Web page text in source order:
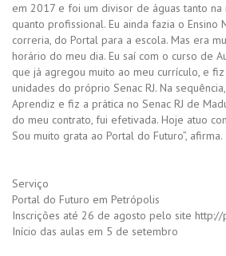
em 2017 e foi um divisor de águas tanto na
quanto profissional. Eu ainda fazia o Ensino
correria, do Portal para a escola. Mas era
horário do meu dia. Eu saí com o curso de
que já agregou muito ao meu currículo, e
unidades do próprio Senac RJ. Na
Aprendiz e fiz a prática no Senac RJ de
do meu contrato, fui efetivada. Hoje atuo
Sou muito grata ao Portal do Futuro”, afirma.
Serviço
Portal do Futuro em Petrópolis
Inscrições até 26 de agosto pelo site
Início das aulas em 5 de setembro